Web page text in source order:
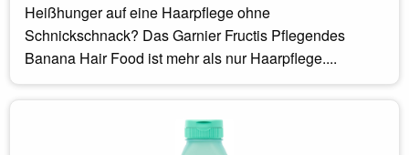
Heißhunger auf eine Haarpflege ohne
Schnickschnack? Das Garnier Fructis Pflegendes
Banana Hair Food ist mehr als nur Haarpflege....